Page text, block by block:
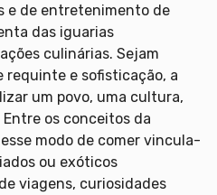
e de entretenimento de
das iguarias
culinárias. Sejam
requinte e sofisticação, a
um povo, uma cultura,
os conceitos da
modo de comer vincula-
ou exóticos
viagens, curiosidades